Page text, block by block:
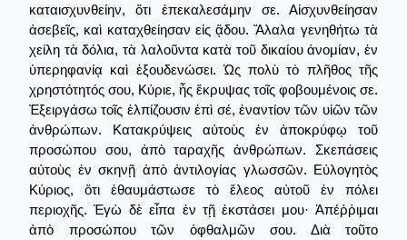
καταισχυνθείην, ὅτι ἐπεκαλεσάμην σε. Αἰσχυνθείησαν
ἀσεβεῖς, καὶ καταχθείησαν εἰς ᾅδου. Ἄλαλα γενηθήτω τὰ
χείλη τὰ δόλια, τὰ λαλοῦντα κατὰ τοῦ δικαίου ἀνομίαν, ἐν
ὑπερηφανίᾳ καὶ ἐξουδενώσει. Ὡς πολὺ τὸ πλῆθος τῆς
χρηστότητός σου, Κύριε, ἧς ἔκρυψας τοῖς φοβουμένοις σε.
Ἐξειργάσω τοῖς ἐλπίζουσιν ἐπὶ σέ, ἐναντίον τῶν υἱῶν τῶν
ἀνθρώπων. Κατακρύψεις αὐτοὺς ἐν ἀποκρύφῳ τοῦ
προσώπου σου, ἀπὸ ταραχῆς ἀνθρώπων. Σκεπάσεις
αὐτοὺς ἐν σκηνῇ ἀπὸ ἀντιλογίας γλωσσῶν. Εὐλογητὸς
Κύριος, ὅτι ἐθαυμάστωσε τὸ ἔλεος αὐτοῦ ἐν πόλει
περιοχῆς. Ἐγὼ δὲ εἶπα ἐν τῇ ἐκστάσει μου· Ἀπέῤῥιμαι
ἀπὸ προσώπου τῶν ὀφθαλμῶν σου. Διὰ τοῦτο